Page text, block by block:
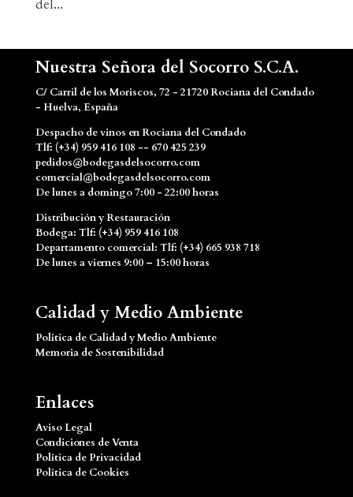
del...
Nuestra Señora del Socorro S.C.A.
C/ Carril de los Moriscos, 72 - 21720 Rociana del Condado
- Huelva, España
Despacho de vinos en Rociana del Condado
Tlf: (+34) 959 416 108 -- 670 425 239
pedidos@bodegasdelsocorro.com
comercial@bodegasdelsocorro.com
De lunes a domingo 7:00 - 22:00 horas
Distribución y Restauración
Bodega: Tlf: (+34) 959 416 108
Departamento comercial: Tlf: (+34) 665 938 718
De lunes a viernes 9:00 – 15:00 horas
Calidad y Medio Ambiente
Política de Calidad y Medio Ambiente
Memoria de Sostenibilidad
Enlaces
Aviso Legal
Condiciones de Venta
Política de Privacidad
Política de Cookies